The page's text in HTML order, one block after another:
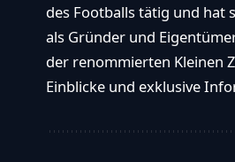
des Footballs tätig und hat
als Gründer und
der renommierten Kleinen
Einblicke und exklusive